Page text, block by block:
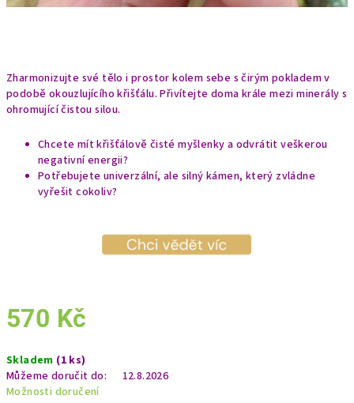
Zharmonizujte své tělo i prostor kolem sebe s čirým pokladem v
podobě okouzlujícího křišťálu. Přivítejte doma krále mezi minerály s
ohromující čistou silou.
Chcete mít křišťálově čisté myšlenky a odvrátit veškerou
negativní energii?
Potřebujete univerzální, ale silný kámen, který zvládne
vyřešit cokoliv?
570 Kč
cena:
Skladem (1 ks)
Můžeme doručit do:
12.8.2026
Možnosti doručení